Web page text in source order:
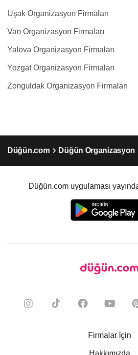
Uşak Organizasyon Firmaları
Van Organizasyon Firmaları
Yalova Organizasyon Firmaları
Yozgat Organizasyon Firmaları
Zonguldak Organizasyon Firmaları
Düğün.com Düğün Organizasyon
Düğün.com uygulaması
Firmalar İçin
Hakkımızda